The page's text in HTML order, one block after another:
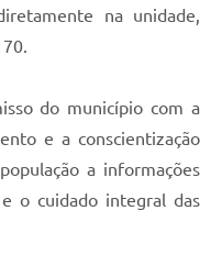
na unidade,
do município com a
e a conscientização
a informações
o cuidado integral das